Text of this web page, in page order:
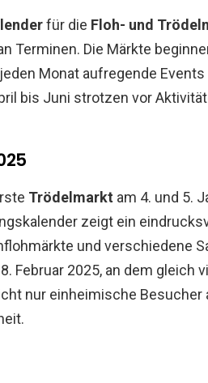
für die Floh- und
Terminen. Die Märkte
Monat aufregende
bis Juni strotzen vor
Trödelmarkt am 4. und 5.
zeigt ein
und verschiedene
Februar 2025, an dem gleich
nur einheimische